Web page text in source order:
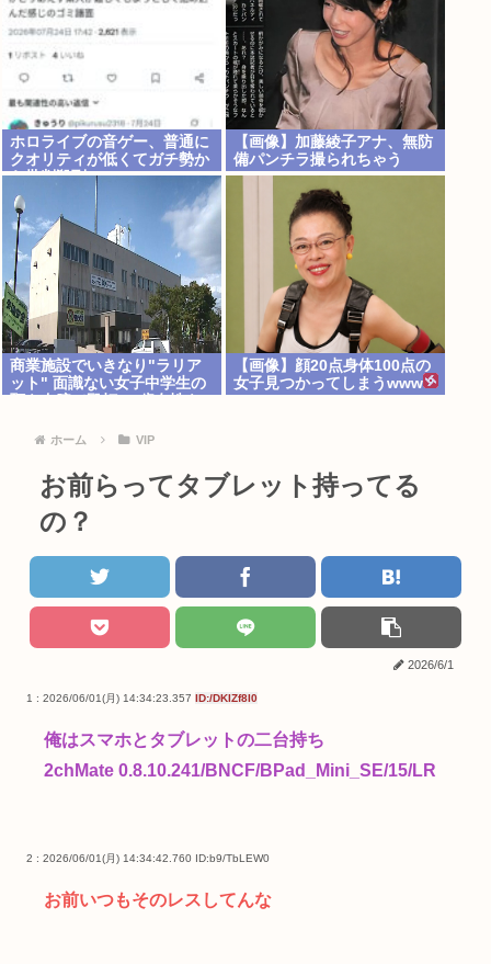
ホロライブの音ゲー、普通に
クオリティが低くてガチ勢か
ら批判殺到www
【画像】加藤綾子アナ、無防
備パンチラ撮られちゃう
商業施設でいきなり"ラリア
ット" 面識ない女子中学生の
【画像】顔20点身体100点の
女子見つかってしまうwww
ホーム VIP
お前らってタブレット持ってる
の？
2026/6/1
1 : 2026/06/01(月) 14:34:23.357 ID:/DKIZf8I0
俺はスマホとタブレットの二台持ち
2chMate 0.8.10.241/BNCF/BPad_Mini_SE/15/LR
2 : 2026/06/01(月) 14:34:42.760 ID:b9/TbLEW0
お前いつもそのレスしてんな